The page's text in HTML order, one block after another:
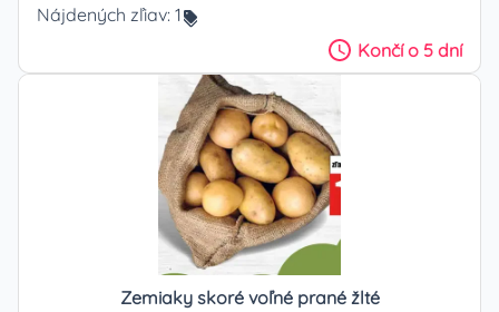
Nájdených zľiav: 1
Končío 5 dní
Zemiaky skoré voľné prané žlté